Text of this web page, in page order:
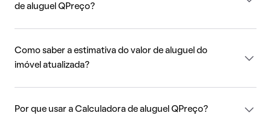
de aluguel QPreço?
Como saber a estimativa do valor de aluguel do
imóvel atualizada?
Por que usar a Calculadora de aluguel QPreço?